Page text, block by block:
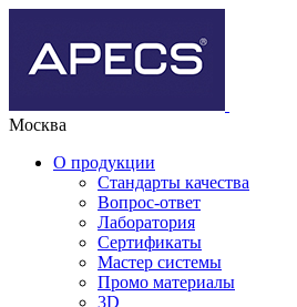
Москва
О продукции
Стандарты качества
Вопрос-ответ
Лаборатория
Сертификаты
Мастер системы
Промо материалы
3D